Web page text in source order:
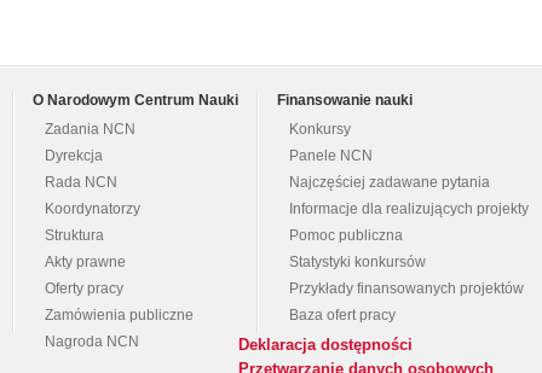
O Narodowym Centrum Nauki
Zadania NCN
Dyrekcja
Rada NCN
Koordynatorzy
Struktura
Akty prawne
Oferty pracy
Zamówienia publiczne
Nagroda NCN
Finansowanie nauki
Konkursy
Panele NCN
Najczęściej zadawane pytania
Informacje dla realizujących projekty
Pomoc publiczna
Statystyki konkursów
Przykłady finansowanych projektów
Baza ofert pracy
Deklaracja dostępności
Przetwarzanie danych osobowych